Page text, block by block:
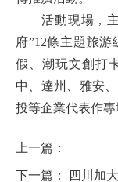
活動現場，主
府”12條主題旅
假、潮玩文創打
中、達州、雅安
投等企業代表作專
上一篇：
下一篇： 四川加